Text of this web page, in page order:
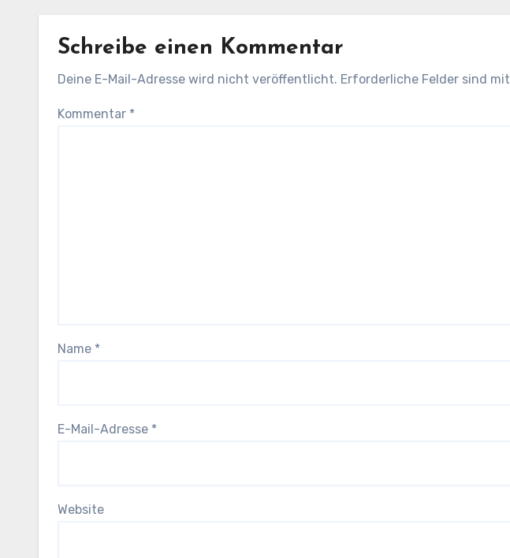
Schreibe einen Kommentar
Deine E-Mail-Adresse wird nicht veröffentlicht. Erforderliche Felder sind mit
Kommentar *
Name *
E-Mail-Adresse *
Website